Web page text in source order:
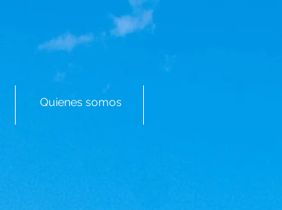
Quienes somos